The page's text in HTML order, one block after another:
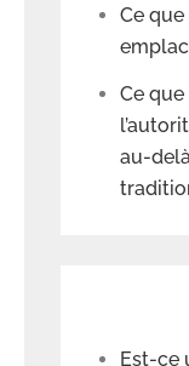
Ce que
Ce que
au-
Est-ce